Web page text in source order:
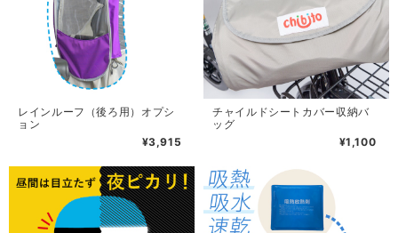
レインルーフ（後ろ用）オプシ
ョン
¥3,915
チャイルドシートカバー収納バ
ッグ
¥1,100